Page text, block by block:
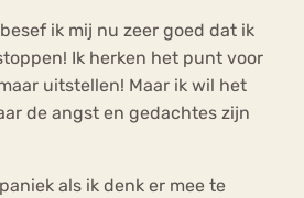
ik mij nu zeer goed dat ik
Ik herken het punt voor
uitstellen! Maar ik wil het
de angst en gedachtes zijn
als ik denk er mee te